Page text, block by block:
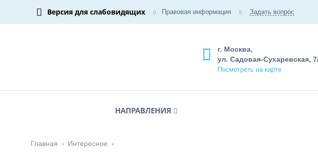
Версия для слабовидящих Правовая информация Задать вопрос
г. Москва,
ул. Садовая-Сухаревская,
Посмотреть на карте
НАПРАВЛЕНИЯ
Главная › Интересное ›